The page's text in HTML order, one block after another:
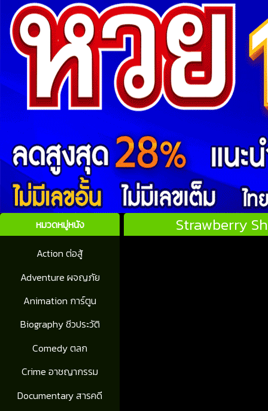
หมวดหมู่หนัง
Action ต่อสู้
Adventure ผจญภัย
Animation การ์ตูน
Biography ชีวประวัติ
Comedy ตลก
Crime อาชญากรรม
Documentary สารคดี
Strawberry